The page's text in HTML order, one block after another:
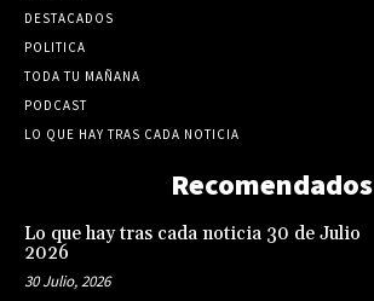
DESTACADOS
POLITICA
TODA TU MAÑANA
PODCAST
LO QUE HAY TRAS CADA NOTICIA
Recomendados
Lo que hay tras cada noticia 30 de Julio
2026
30 Julio, 2026